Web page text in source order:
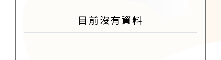
目前沒有資料